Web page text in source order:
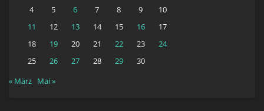
4
5 6 7 8 9
10
11
12 13 14 15 16
17
18
19 20 21 22 23
24
25
26 27 28 29
30
« März Mai »